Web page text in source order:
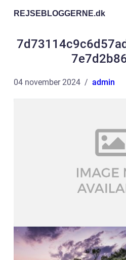
REJSEBLOGGERNE.dk
04 november 2024 admin